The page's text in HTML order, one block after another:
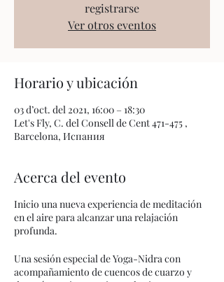
registrarse
Ver otros eventos
Horario y ubicación
03 d’oct. del 2021, 16:00 – 18:30
Let's Fly, C. del Consell de Cent 471-475 ,
Barcelona, Испания
Acerca del evento
Inicio una nueva experiencia de meditación
en el aire para alcanzar una relajación
profunda.
Una sesión especial de Yoga-Nidra con
acompañamiento de cuencos de cuarzo y